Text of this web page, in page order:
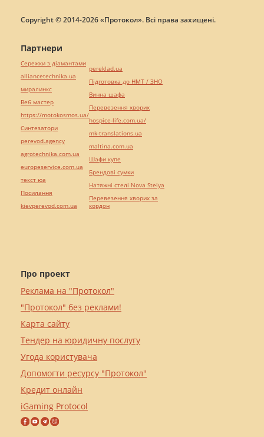
Copyright © 2014-2026 «Протокол». Всі права захищені.
Про проект
Реклама на "Протокол"
"Протокол" без реклами!
Карта сайту
Тендер на юридичну послугу
Угода користувача
Допомогти ресурсу "Протокол"
Кредит онлайн
iGaming Protocol
Партнери
Сережки з діамантами
alliancetechnika.ua
миралинкс
Веб мастер
https://motokosmos.ua/
Синтезатори
perevod.agency
agrotechnika.com.ua
europeservice.com.ua
текст юа
Посилання
kievperevod.com.ua
pereklad.ua
Підготовка до НМТ / ЗНО
Винна шафа
Перевезення хворих
hospice-life.com.ua/
mk-translations.ua
maltina.com.ua
Шафи купе
Брендові сумки
Натяжні стелі Nova Stelya
Перевезення хворих за
кордон